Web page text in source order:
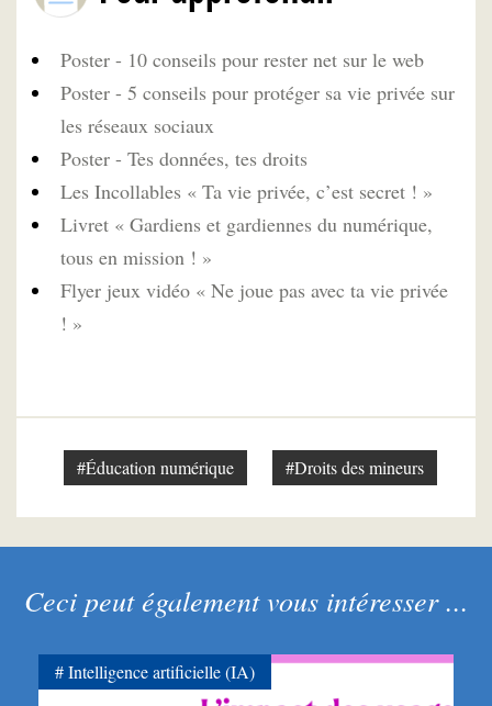
Poster - 10 conseils pour rester net sur le web
Poster - 5 conseils pour protéger sa vie privée sur
les réseaux sociaux
Poster - Tes données, tes droits
Les Incollables « Ta vie privée, c’est secret ! »
Livret « Gardiens et gardiennes du numérique,
tous en mission ! »
Flyer jeux vidéo « Ne joue pas avec ta vie privée
! »
#Éducation numérique #Droits des mineurs
Ceci peut également vous intéresser ...
Intelligence artificielle (IA)